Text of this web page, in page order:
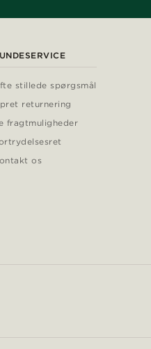
stillede spørgsmål
returnering
fragtmuligheder
os